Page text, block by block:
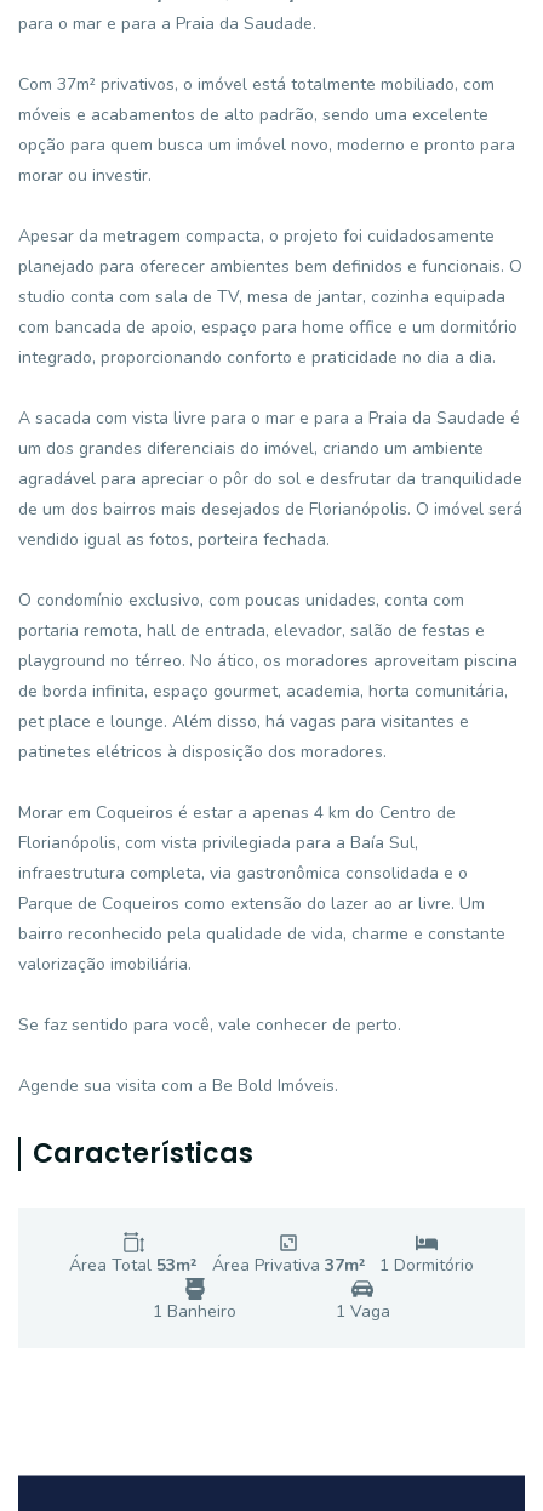
para o mar e para a Praia da Saudade.
Com 37m² privativos, o imóvel está totalmente mobiliado, com
móveis e acabamentos de alto padrão, sendo uma excelente
opção para quem busca um imóvel novo, moderno e pronto para
morar ou investir.
Apesar da metragem compacta, o projeto foi cuidadosamente
planejado para oferecer ambientes bem definidos e funcionais. O
studio conta com sala de TV, mesa de jantar, cozinha equipada
com bancada de apoio, espaço para home office e um dormitório
integrado, proporcionando conforto e praticidade no dia a dia.
A sacada com vista livre para o mar e para a Praia da Saudade é
um dos grandes diferenciais do imóvel, criando um ambiente
agradável para apreciar o pôr do sol e desfrutar da tranquilidade
de um dos bairros mais desejados de Florianópolis. O imóvel será
vendido igual as fotos, porteira fechada.
O condomínio exclusivo, com poucas unidades, conta com
portaria remota, hall de entrada, elevador, salão de festas e
playground no térreo. No ático, os moradores aproveitam piscina
de borda infinita, espaço gourmet, academia, horta comunitária,
pet place e lounge. Além disso, há vagas para visitantes e
patinetes elétricos à disposição dos moradores.
Morar em Coqueiros é estar a apenas 4 km do Centro de
Florianópolis, com vista privilegiada para a Baía Sul,
infraestrutura completa, via gastronômica consolidada e o
Parque de Coqueiros como extensão do lazer ao ar livre. Um
bairro reconhecido pela qualidade de vida, charme e constante
valorização imobiliária.
Se faz sentido para você, vale conhecer de perto.
Agende sua visita com a Be Bold Imóveis.
Características
Área Total 53m² Área Privativa 37m² 1 Dormitório
1 Banheiro 1 Vaga